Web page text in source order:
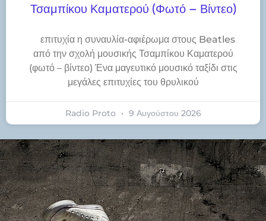
Τσαμπίκου Καματερού (φωτό – Βίντεο)
​επιτυχία η συναυλία-αφιέρωμα στους Beatles
από την σχολή μουσικής Τσαμπίκου Καματερού
(φωτό – βίντεο) Ένα μαγευτικό μουσικό ταξίδι στις
μεγάλες επιτυχίες του θρυλικού
Radio Proto 9 Αυγούστου 2026